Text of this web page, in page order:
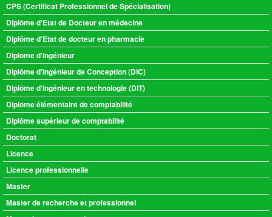
CPS (Certificat Professionnel de Spécialisation)
Diplôme d'Etat de Docteur en médecine
Diplôme d'Etat de docteur en pharmacie
Diplôme d'ingénieur
Diplôme d'Ingénieur de Conception (DIC)
Diplôme d'ingénieur en technologie (DIT)
Diplôme élémentaire de comptabilité
Diplôme supérieur de comptabilité
Doctorat
Licence
Licence professionnelle
Master
Master de recherche et professionnel